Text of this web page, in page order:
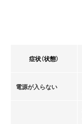
症状（状態）
電源が入らない